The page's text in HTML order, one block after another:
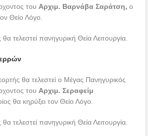
του Αρχιμ. Βαρνάβα Σαράτση, ο
Θείο Λόγο.
τελεστεί πανηγυρική Θεία Λειτουργία.
θα τελεστεί ο Μέγας Πανηγυρικός
του Αρχιμ. Σεραφείμ
θα κηρύξει τον Θείο Λόγο.
τελεστεί πανηγυρική Θεία Λειτουργία.